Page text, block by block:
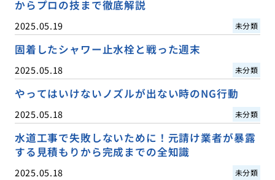
からプロの技まで徹底解説
2025.05.19 未分類
固着したシャワー止水栓と戦った週末
2025.05.18 未分類
やってはいけないノズルが出ない時のNG行動
2025.05.18 未分類
水道工事で失敗しないために！元請け業者が暴露
する見積もりから完成までの全知識
2025.05.18 未分類